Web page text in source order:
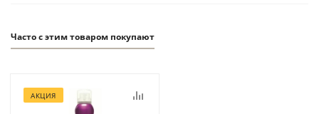
Часто с этим товаром покупают
АКЦИЯ